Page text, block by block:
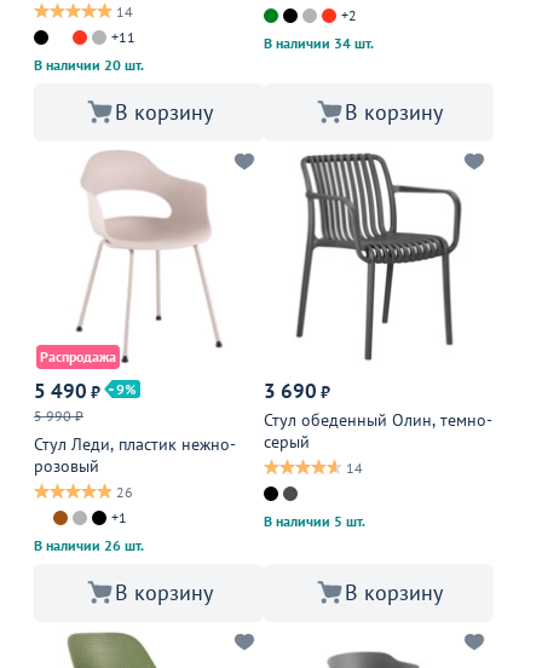
14
+11
В наличии 20 шт.
В корзину
+2
В наличии 34 шт.
В корзину
Распродажа
5 490 ₽
9
5 990 ₽
Стул Леди, пластик нежно-
розовый
26
+1
В наличии 26 шт.
В корзину
3 690 ₽
Стул обеденный Олин, темно-
серый
14
В наличии 5 шт.
В корзину